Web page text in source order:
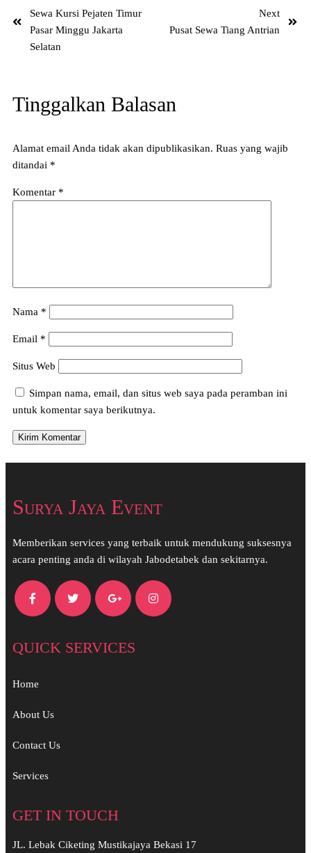
Sewa Kursi Pejaten Timur
Pasar Minggu Jakarta
Selatan
Next
Pusat Sewa Tiang Antrian
Tinggalkan Balasan
Alamat email Anda tidak akan dipublikasikan. Ruas yang wajib
ditandai *
Komentar *
Nama *
Email *
Situs Web
Simpan nama, email, dan situs web saya pada peramban ini
untuk komentar saya berikutnya.
Surya Jaya Event
Memberikan services yang terbaik untuk mendukung suksesnya
acara penting anda di wilayah Jabodetabek dan sekitarnya.
QUICK SERVICES
Home
About Us
Contact Us
Services
GET IN TOUCH
JL. Lebak Ciketing Mustikajaya Bekasi 17